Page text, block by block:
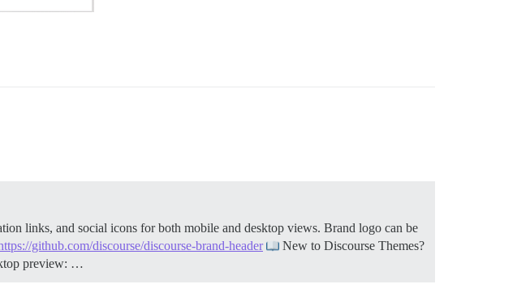
links, and social icons for both mobile and desktop views. Brand logo can be
github.com/discourse/discourse-brand-header
New to Discourse Themes?
preview: …